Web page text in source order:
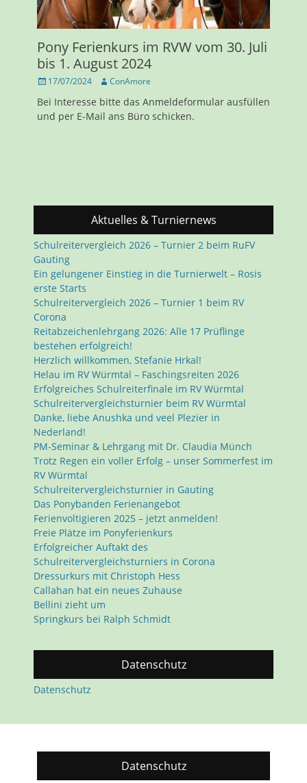
Pony Ferienkurs im RVW vom 30. Juli
bis 1. August 2024
Veröffentlicht
17/07/2024 AutorConAmore
Bei Interesse bitte das Anmeldeformular ausfüllen
und per E-Mail ans Büro schicken.
Aktuelles & Turniernews
Schulreitervergleich 2026 – Turnier 2 beim RuFV
Gauting
Ein gelungener Einstieg in die Turnierwelt – Rosis
erste Starts
Schulreitervergleich 2026 – Turnier 1 beim RV
Corona
Reitabzeichenlehrgang 2026: Alle 17 Prüflinge
bestehen erfolgreich!
Herzlich willkommen, Stefanie Hrkal!
Helau im RV Würmtal – Faschingsreiten 2026
Erfolgreiches Schulreiterfinale im RV Würmtal
Schulreitervergleichsturnier beim RV Würmtal
Danke, liebe Anushka und veel Plezier in
Nederland!
PM-Seminar & Lehrgang mit Dr. Claudia Münch
Trotz Regen ein voller Erfolg – unser Sommerfest im
RV Würmtal
Schulreitervergleichsturnier in Gauting
Das Ponybanden Ferienangebot
Ferienvoltigieren 2025 – jetzt anmelden!
Freie Plätze im Ponyferienkurs
Erfolgreicher Auftakt des
Schulreitervergleichsturniers in Corona
Dressurkurs mit Christoph Hess
Callahan hat ein neues Zuhause
Bellini zieht um
Springkurs bei Ralph Schmidt
Datenschutz
Datenschutz
Datenschutz